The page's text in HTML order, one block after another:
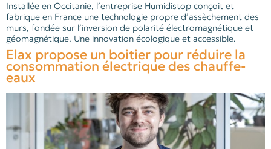
Installée en Occitanie, l’entreprise Humidistop conçoit et
fabrique en France une technologie propre d’assèchement des
murs, fondée sur l’inversion de polarité électromagnétique et
géomagnétique. Une innovation écologique et accessible.
Elax propose un boitier pour réduire la
consommation électrique des chauffe-
eaux